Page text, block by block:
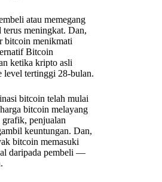
atau memegang
meningkat. Dan,
bitcoin menikmati
Bitcoin
ketika kripto asli
level tertinggi 28-bulan.
bitcoin telah mulai
bitcoin melayang
penjualan
keuntungan. Dan,
bitcoin memasuki
daripada pembeli —